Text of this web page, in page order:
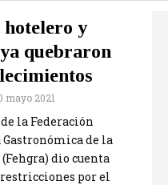
y
quebraron
mayo 2021
la Federación
de la
dio cuenta
restricciones por el